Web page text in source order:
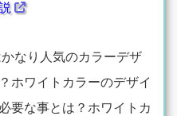
なり人気のカラーデザ
ホワイトカラーのデザイ
要な事とは？ホワイトカ